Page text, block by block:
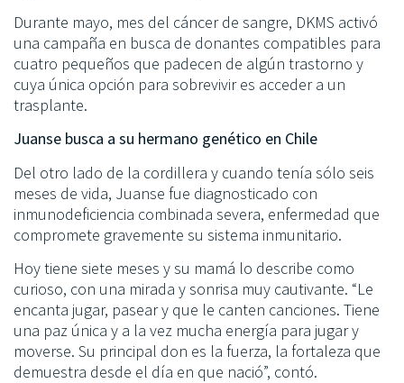
Durante mayo, mes del cáncer de sangre, DKMS activó
una campaña en busca de donantes compatibles para
cuatro pequeños que padecen de algún trastorno y
cuya única opción para sobrevivir es acceder a un
trasplante.
Juanse busca a su hermano genético en Chile
Del otro lado de la cordillera y cuando tenía sólo seis
meses de vida, Juanse fue diagnosticado con
inmunodeficiencia combinada severa, enfermedad que
compromete gravemente su sistema inmunitario.
Hoy tiene siete meses y su mamá lo describe como
curioso, con una mirada y sonrisa muy cautivante. “Le
encanta jugar, pasear y que le canten canciones. Tiene
una paz única y a la vez mucha energía para jugar y
moverse. Su principal don es la fuerza, la fortaleza que
demuestra desde el día en que nació”, contó.